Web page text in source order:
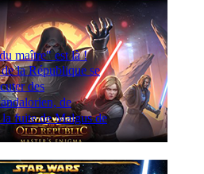
maître" est là !
la République se
des
de
fuite de Malgus de